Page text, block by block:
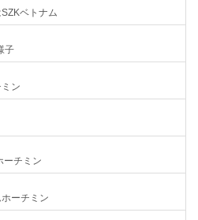
ベトナム
子
ン
ーチミン
ーチミン